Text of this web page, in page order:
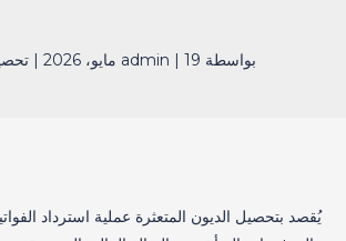
بواسطة admin | 19 مايو، 2026 |
يُقصد بتحصيل الديون المتعثرة عملية استرداد